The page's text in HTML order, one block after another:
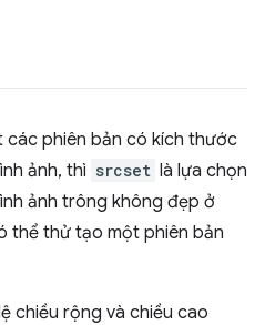
các phiên bản có kích thước
ảnh, thì srcset là lựa chọn
ảnh trông không đẹp ở
thể thử tạo một phiên bản
chiều rộng và chiều cao